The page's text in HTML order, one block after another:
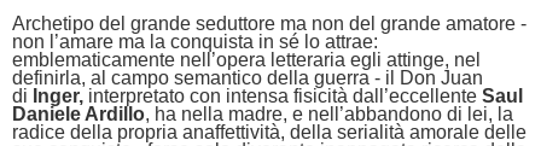
Archetipo del grande seduttore ma non del grande amatore -
non l’amare ma la conquista in sé lo attrae:
emblematicamente nell’opera letteraria egli attinge, nel
definirla, al campo semantico della guerra - il Don Juan
di Inger, interpretato con intensa fisicità dall’eccellente Saul
Daniele Ardillo, ha nella madre, e nell’abbandono di lei, la
radice della propria anaffettività, della serialità amorale delle